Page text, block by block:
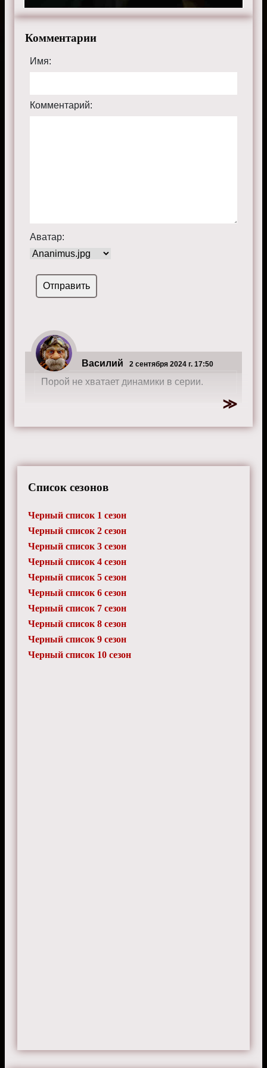
Комментарии
Имя:
Комментарий:
Аватар:
Василий 2 сентября 2024 г. 17:50
Порой не хватает динамики в серии.
Список сезонов
Черный список 1 сезон
Черный список 2 сезон
Черный список 3 сезон
Черный список 4 сезон
Черный список 5 сезон
Черный список 6 сезон
Черный список 7 сезон
Черный список 8 сезон
Черный список 9 сезон
Черный список 10 сезон